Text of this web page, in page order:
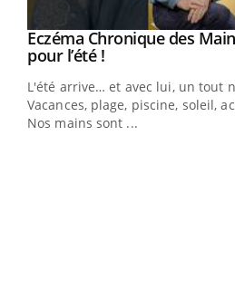
Youtube
Eczéma Chronique des
pour l’été !Youtube
L'été arrive… et avec lui, un tout
Vacances, plage, piscine, soleil,
Nos mains sont ...